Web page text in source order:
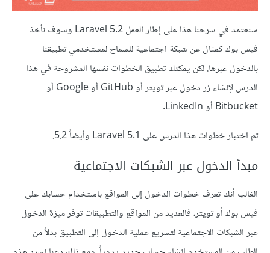
سنعتمد في شرحنا هذا على إطار العمل Laravel 5.2 وسوف نأخذ
فيس بوك كمثال عن شبكة اجتماعية للسماح لمستخدمي تطبيقنا
بالدخول عبرها. لكن يمكنك تطبيق الخطوات نفسها المشروحة في هذا
الدرس لإنشاء زر دخول عبر تويتر أو GitHub أو Google أو
Bitbucket أو LinkedIn.
تم اختبار خطوات هذا الدرس على Laravel 5.1 وأيضاً 5.2.
مبدأ الدخول عبر الشبكات الاجتماعية
الغالب أنك تعرف خطوات الدخول إلى المواقع باستخدام حسابك على
فيس بوك أو تويتر، فالعديد من المواقع والتطبيقات توفر ميزة الدخول
عبر الشبكات الاجتماعية لتسريع عملية الدخول إلى التطبيق بدلاً من